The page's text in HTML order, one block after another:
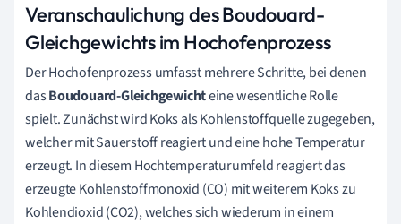
Veranschaulichung des Boudouard-
Gleichgewichts im Hochofenprozess
Der Hochofenprozess umfasst mehrere Schritte, bei denen
dasBoudouard-Gleichgewichteine wesentliche Rolle
spielt. Zunächst wird Koks als Kohlenstoffquelle zugegeben,
welcher mit Sauerstoff reagiert und eine hohe Temperatur
erzeugt. In diesem Hochtemperaturumfeld reagiert das
erzeugte Kohlenstoffmonoxid (CO) mit weiterem Koks zu
Kohlendioxid (CO2), welches sich wiederum in einem